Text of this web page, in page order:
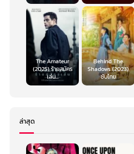
The Amateur
(2025) ร้ายสมัคร
เล่น...
Behind The
Shadows (2023)
ซับไทย
ล่าสุด